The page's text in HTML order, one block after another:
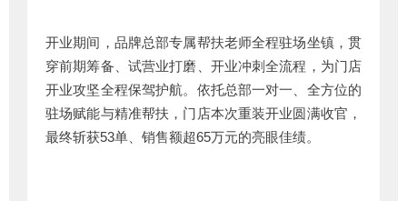
开业期间，品牌总部专属帮扶老师全程驻场坐镇，贯
穿前期筹备、试营业打磨、开业冲刺全流程，为门店
开业攻坚全程保驾护航。依托总部一对一、全方位的
驻场赋能与精准帮扶，门店本次重装开业圆满收官，
最终斩获53单、销售额超65万元的亮眼佳绩。